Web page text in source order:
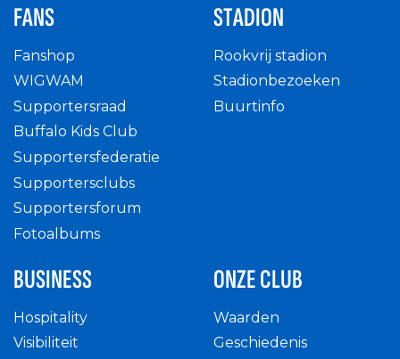
FANS
Fanshop
WIGWAM
Supportersraad
Buffalo Kids Club
Supportersfederatie
Supportersclubs
Supportersforum
Fotoalbums
STADION
Rookvrij stadion
Stadionbezoeken
Buurtinfo
BUSINESS
Hospitality
Visibiliteit
ONZE CLUB
Waarden
Geschiedenis